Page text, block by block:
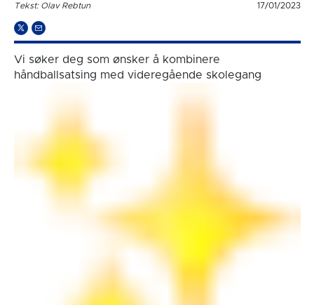
Tekst: Olav Rebtun 17/01/2023
Vi søker deg som ønsker å kombinere
håndballsatsing med videregående skolegang